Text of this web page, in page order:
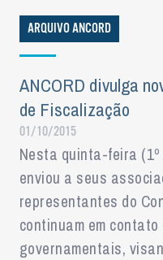
ARQUIVO ANCORD
ANCORD divulga
de Fiscalização
01/10/2015
Nesta quinta-feira (1º
enviou a seus
representantes do
continuam em
governamentais,